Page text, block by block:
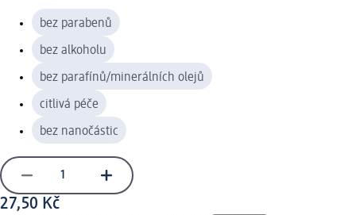
bez parabenů
bez alkoholu
bez parafínů/minerálních olejů
citlivá péče
bez nanočástic
27,50 Kč